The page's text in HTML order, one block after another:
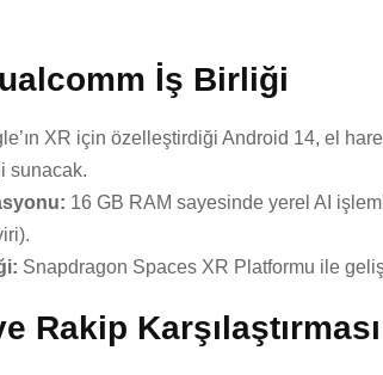
İş Birliği
XR için özelleştirdiği Android 14, el
sunacak.
16 GB RAM sayesinde yerel AI
Snapdragon Spaces XR Platformu ile
Rakip Karşılaştırması